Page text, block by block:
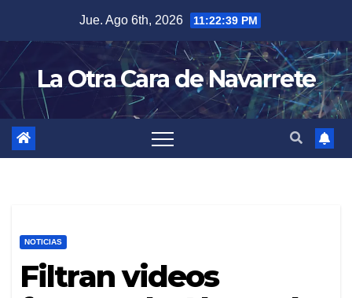
content
Jue. Ago 6th, 2026 11:22:40 PM
La Otra Cara de Navarrete
NOTICIAS
Filtran videos